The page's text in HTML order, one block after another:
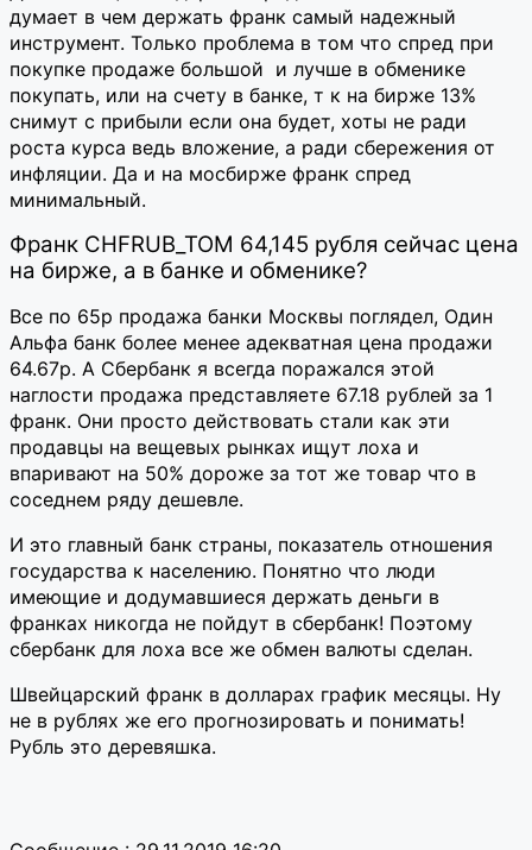
думает в чем держать франк самый надежный
инструмент. Только проблема в том что спред при
покупке продаже большой и лучше в обменике
покупать, или на счету в банке, т к на бирже 13%
снимут с прибыли если она будет, хоты не ради
роста курса ведь вложение, а ради сбережения от
инфляции. Да и на мосбирже франк спред
минимальный.
Франк CHFRUB_TOM 64,145 рубля сейчас цена
на бирже, а в банке и обменике?
Все по 65р продажа банки Москвы поглядел, Один
Альфа банк более менее адекватная цена продажи
64.67р. А Сбербанк я всегда поражался этой
наглости продажа представляете 67.18 рублей за 1
франк. Они просто действовать стали как эти
продавцы на вещевых рынках ищут лоха и
впаривают на 50% дороже за тот же товар что в
соседнем ряду дешевле.
И это главный банк страны, показатель отношения
государства к населению. Понятно что люди
имеющие и додумавшиеся держать деньги в
франках никогда не пойдут в сбербанк! Поэтому
сбербанк для лоха все же обмен валюты сделан.
Швейцарский франк в долларах график месяцы. Ну
не в рублях же его прогнозировать и понимать!
Рубль это деревяшка.